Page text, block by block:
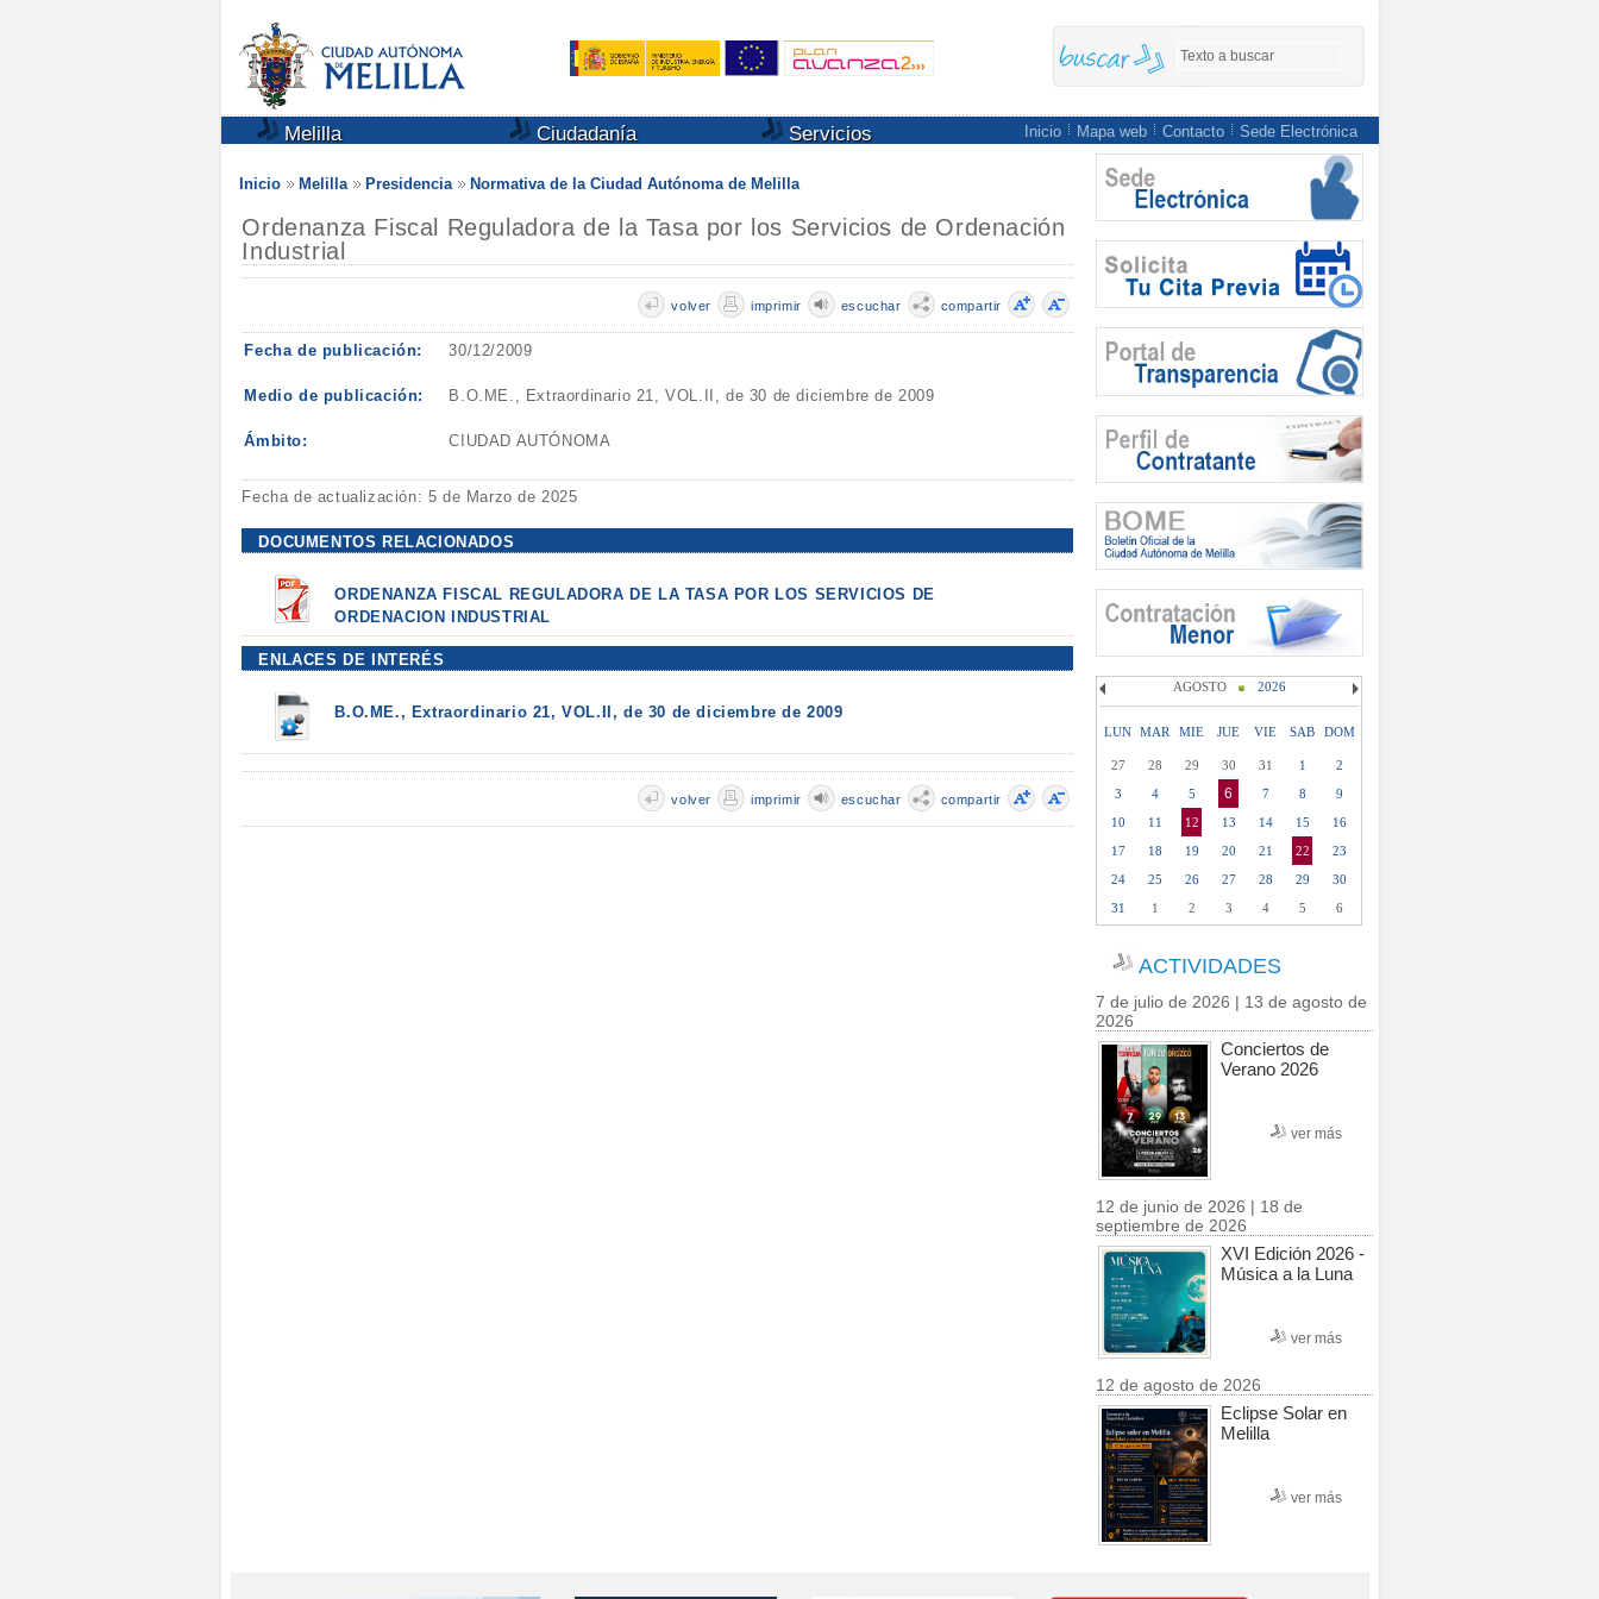
Melilla Ciudadanía Servicios Inicio Mapa web Contacto Sede Electrónica
Inicio Melilla Presidencia Normativa de la Ciudad Autónoma de Melilla
Ordenanza Fiscal Reguladora de la Tasa por los Servicios de Ordenación
Industrial
compartir
escuchar
imprimir
volver
Fecha de publicación: 30/12/2009
Medio de publicación: B.O.ME., Extraordinario 21, VOL.II, de 30 de diciembre de 2009
Ámbito: CIUDAD AUTÓNOMA
Fecha de actualización: 5 de Marzo de 2025
DOCUMENTOS RELACIONADOS
ORDENANZA FISCAL REGULADORA DE LA TASA POR LOS SERVICIOS DE
ORDENACION INDUSTRIAL
ENLACES DE INTERÉS
B.O.ME., Extraordinario 21, VOL.II, de 30 de diciembre de 2009
compartir
escuchar
imprimir
volver
AGOSTO 2026
LUN MAR MIE JUE VIE SAB DOM
27 28 29 30 31 1
2
3
4 5 6 7 8
9
10
11 12 13 14 15
16
17
18 19 20 21 22
23
24
25 26 27 28 29
30
31
1 2 3 4 5 6
ACTIVIDADES
7 de julio de 2026 | 13 de agosto de
2026
Conciertos de
Verano 2026
ver más
12 de junio de 2026 | 18 de
septiembre de 2026
XVI Edición 2026 -
Música a la Luna
ver más
12 de agosto de 2026
Eclipse Solar en
Melilla
ver más